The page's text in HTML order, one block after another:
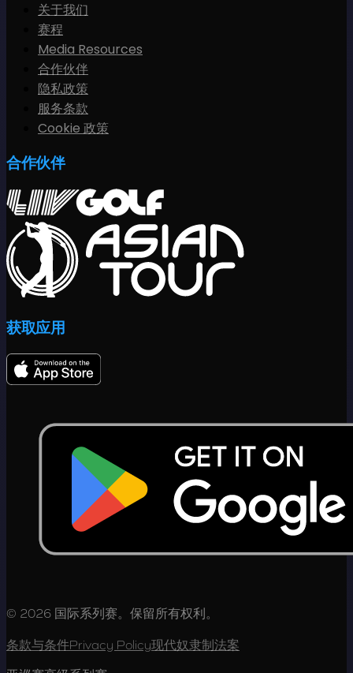
关于我们
赛程
Media Resources
合作伙伴
隐私政策
服务条款
Cookie 政策
合作伙伴
获取应用
© 2026 国际系列赛。保留所有权利。
条款与条件Privacy Policy现代奴隶制法案